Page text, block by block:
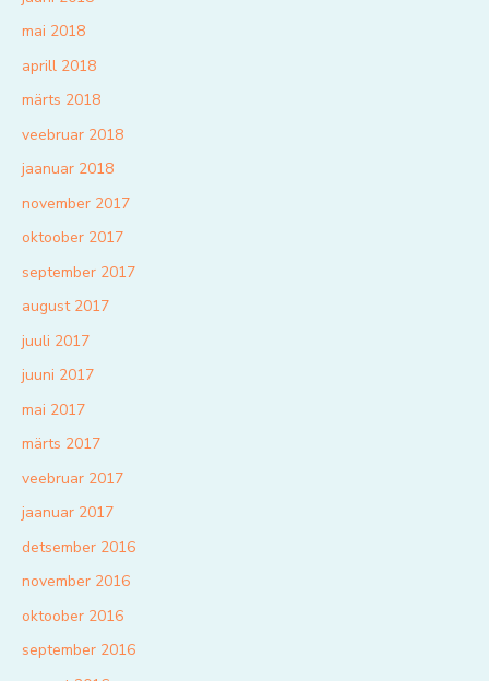
mai 2018
aprill 2018
märts 2018
veebruar 2018
jaanuar 2018
november 2017
oktoober 2017
september 2017
august 2017
juuli 2017
juuni 2017
mai 2017
märts 2017
veebruar 2017
jaanuar 2017
detsember 2016
november 2016
oktoober 2016
september 2016